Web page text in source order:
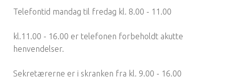
Telefontid mandag til fredag kl. 8.00 - 11.00
kl.11.00 - 16.00 er telefonen forbeholdt akutte
henvendelser.
Sekretærerne er i skranken fra kl. 9.00 - 16.00